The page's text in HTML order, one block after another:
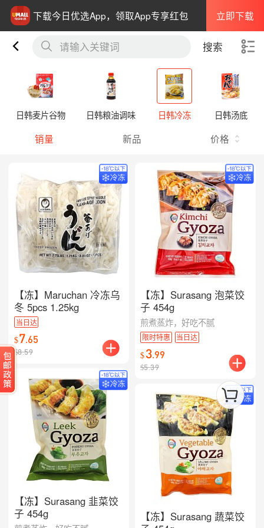
下载今日优选App，领取App专享红包 立即下载
请输入关键词 搜索
日韩麦片谷物 日韩粮油调味 日韩冷冻 日韩汤底
销量 新品 价格
【冻】Maruchan 冷冻乌
冬 5pcs 1.25kg
当日达
$7.65
$8.59
【冻】Surasang 韭菜饺
子 454g
【冻】Surasang 泡菜饺
子 454g
煎煮蒸炸，好吃不腻
限时特惠
当日达
$3.99
$5.39
【冻】Surasang 蔬菜饺